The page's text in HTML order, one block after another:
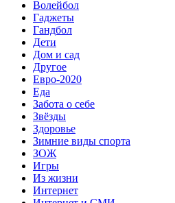
Волейбол
Гаджеты
Гандбол
Дети
Дом и сад
Другое
Евро-2020
Еда
Забота о себе
Звёзды
Здоровье
Зимние виды спорта
ЗОЖ
Игры
Из жизни
Интернет